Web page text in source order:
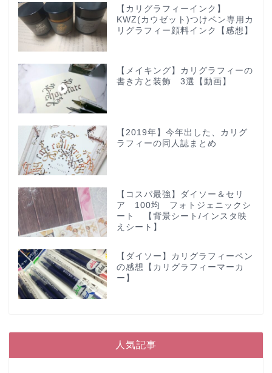
【カリグラフィーインク】
KWZ(カウゼット)つけペン専用カ
リグラフィー顔料インク【感想】
【メイキング】カリグラフィーの
書き方と装飾 3選【動画】
【2019年】今年出した、カリグ
ラフィーの同人誌まとめ
【コスパ最強】ダイソー＆セリ
ア 100均 フォトジェニックシ
ート 【背景シート/インスタ映
えシート】
【ダイソー】カリグラフィーペン
の感想【カリグラフィーマーカ
ー】
人気記事